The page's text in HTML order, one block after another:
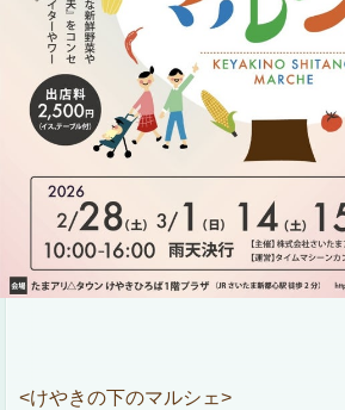
<けやきの下のマルシェ>